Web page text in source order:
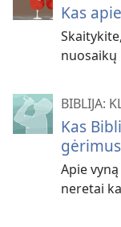
Kas
nuosaikų
BIBLIJA:
Kas
Apie
neretai